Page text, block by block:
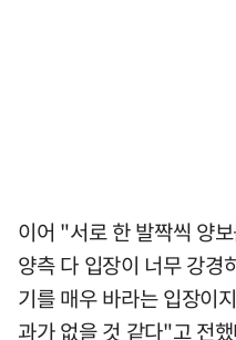
이어 "서로 한 발짝씩 양
양측 다 입장이 너무 강
기를 매우 바라는 입장이
과가 없을 것 같다"고 전